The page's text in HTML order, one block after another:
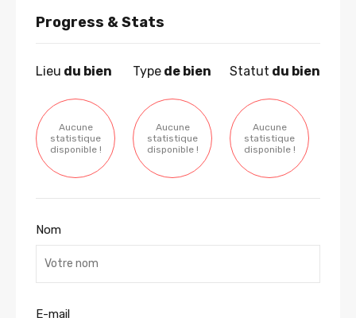
Progress & Stats
Lieu du bien
Aucune
statistique
disponible !
Type de bien
Aucune
statistique
disponible !
Statut du bien
Aucune
statistique
disponible !
Nom
E-mail